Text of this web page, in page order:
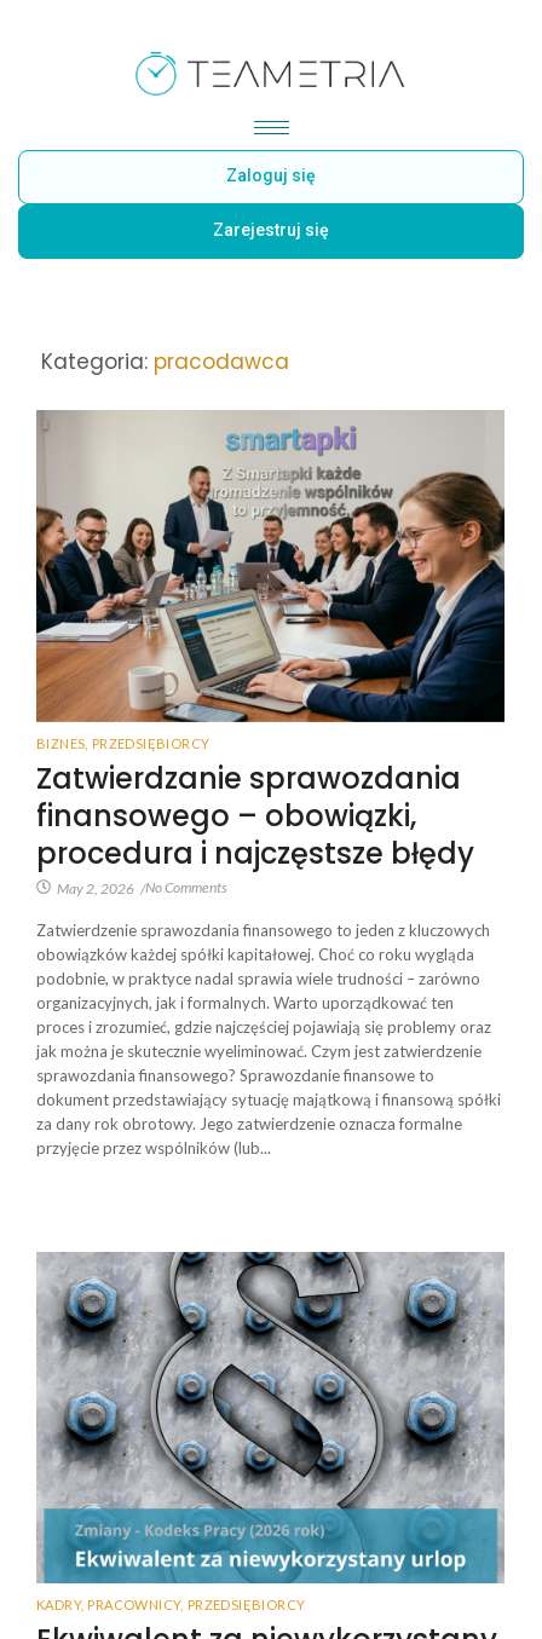
Zaloguj się
Zarejestruj się
Kategoria: pracodawca
BIZNES PRZEDSIĘBIORCY
Zatwierdzanie sprawozdania
finansowego – obowiązki,
procedura i najczęstsze błędy
May 2, 2026 /No Comments
Zatwierdzenie sprawozdania finansowego to jeden z kluczowych
obowiązków każdej spółki kapitałowej. Choć co roku wygląda
podobnie, w praktyce nadal sprawia wiele trudności – zarówno
organizacyjnych, jak i formalnych. Warto uporządkować ten
proces i zrozumieć, gdzie najczęściej pojawiają się problemy oraz
jak można je skutecznie wyeliminować. Czym jest zatwierdzenie
sprawozdania finansowego? Sprawozdanie finansowe to
dokument przedstawiający sytuację majątkową i finansową spółki
za dany rok obrotowy. Jego zatwierdzenie oznacza formalne
przyjęcie przez wspólników (lub...
KADRY, PRACOWNICY, PRZEDSIĘBIORCY